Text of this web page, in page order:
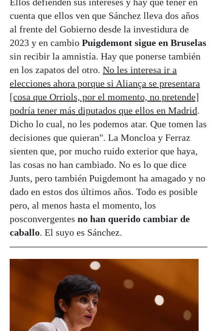
Ellos defienden sus intereses y hay que tener en
cuenta que ellos ven que Sánchez lleva dos años
al frente del Gobierno desde la investidura de
2023 y en cambio Puigdemont sigue en Bruselas
sin recibir la amnistía. Hay que ponerse también
en los zapatos del otro. No les interesa ir a
elecciones ahora porque si Aliança se presentara
[cosa que Orriols, por el momento, no pretende]
podría tener más diputados que ellos en Madrid.
Dicho lo cual, no les podemos atar. Que tomen las
decisiones que quieran". La Moncloa y Ferraz
sienten que, por mucho ruido exterior que haya,
las cosas no han cambiado. No es lo que dice
Junts, pero también Puigdemont ha amagado y no
dado en estos dos últimos años. Todo es posible
pero, al menos hasta el momento, los
posconvergentes no han querido cambiar de
caballo. El suyo es Sánchez.